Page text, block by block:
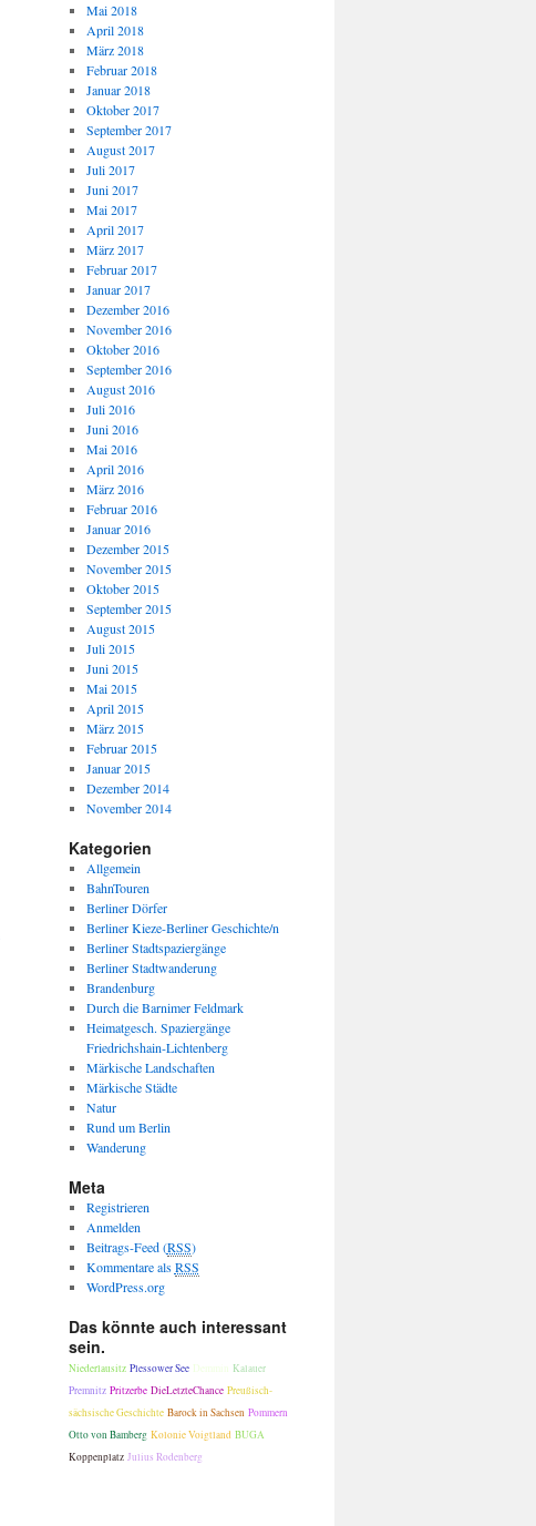
Mai 2018
April 2018
März 2018
Februar 2018
Januar 2018
Oktober 2017
September 2017
August 2017
Juli 2017
Juni 2017
Mai 2017
April 2017
März 2017
Februar 2017
Januar 2017
Dezember 2016
November 2016
Oktober 2016
September 2016
August 2016
Juli 2016
Juni 2016
Mai 2016
April 2016
März 2016
Februar 2016
Januar 2016
Dezember 2015
November 2015
Oktober 2015
September 2015
August 2015
Juli 2015
Juni 2015
Mai 2015
April 2015
März 2015
Februar 2015
Januar 2015
Dezember 2014
November 2014
Kategorien
Allgemein
BahnTouren
Berliner Dörfer
Berliner Kieze-Berliner Geschichte/n
Berliner Stadtspaziergänge
Berliner Stadtwanderung
Brandenburg
Durch die Barnimer Feldmark
Heimatgesch. Spaziergänge
Friedrichshain-Lichtenberg
Märkische Landschaften
Märkische Städte
Natur
Rund um Berlin
Wanderung
Meta
Registrieren
Anmelden
Beitrags-Feed (RSS)
Kommentare alsRSS
WordPress.org
Das könnte auch interessant
sein.
Niederlausitz Plessower See Demmin Kalauer
Premnitz Pritzerbe DieLetzteChance Preußisch-
sächsische Geschichte Barock in Sachsen Pommern
Otto von Bamberg Kolonie Voigtland BUGA
Koppenplatz Julius Rodenberg